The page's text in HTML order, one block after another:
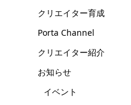
クリエイター育成
Porta Channel
クリエイター紹介
お知らせ
イベント